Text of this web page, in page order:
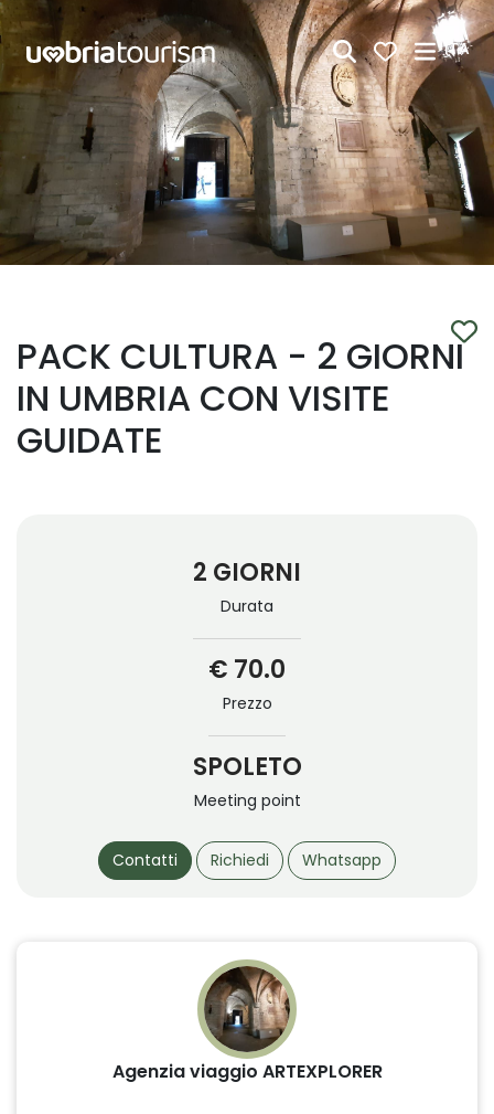
Skip to Main Content
ITA
PACK CULTURA - 2 GIORNI
IN UMBRIA CON VISITE
GUIDATE
2 GIORNI
Durata
€ 70.0
Prezzo
SPOLETO
Meeting point
Contatti Richiedi Whatsapp
Agenzia viaggio ARTEXPLORER